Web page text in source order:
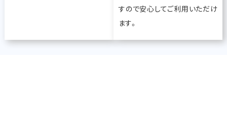
すので安心してご利用いただけ
ます。